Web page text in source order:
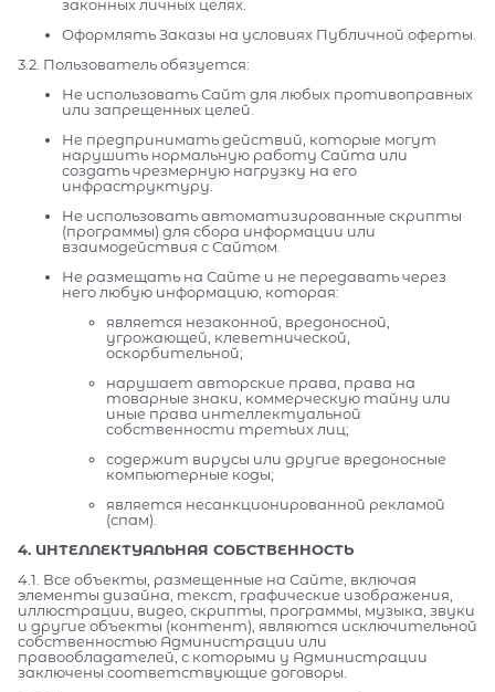
законных личных целях.
Оформлять Заказы на условиях Публичной оферты.
3.2. Пользователь обязуется:
Не использовать Сайт для любых противоправных
или запрещенных целей.
Не предпринимать действий, которые могут
нарушить нормальную работу Сайта или
создать чрезмерную нагрузку на его
инфраструктуру.
Не использовать автоматизированные скрипты
(программы) для сбора информации или
взаимодействия с Сайтом.
Не размещать на Сайте и не передавать через
него любую информацию, которая:
является незаконной, вредоносной,
угрожающей, клеветнической,
оскорбительной;
нарушает авторские права, права на
товарные знаки, коммерческую тайну или
иные права интеллектуальной
собственности третьих лиц;
содержит вирусы или другие вредоносные
компьютерные коды;
является несанкционированной рекламой
(спам).
4. ИНТЕЛЛЕКТУАЛЬНАЯ СОБСТВЕННОСТЬ
4.1. Все объекты, размещенные на Сайте, включая
элементы дизайна, текст, графические изображения,
иллюстрации, видео, скрипты, программы, музыка, звуки
и другие объекты (контент), являются исключительной
собственностью Администрации или
правообладателей, с которыми у Администрации
заключены соответствующие договоры.